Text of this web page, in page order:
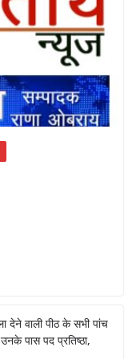
देने वाली पीठ के सभी पांच
पास पद प्रतिष्ठा,